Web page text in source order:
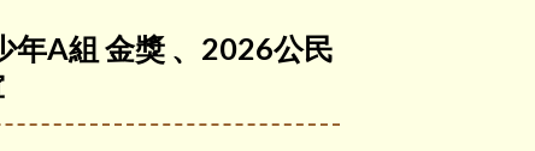
年A組 金獎 、2026公民